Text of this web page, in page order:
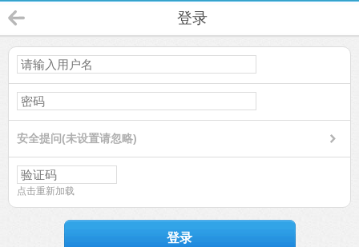
登录
安全提问(未设置请忽略)
点击重新加载
登录